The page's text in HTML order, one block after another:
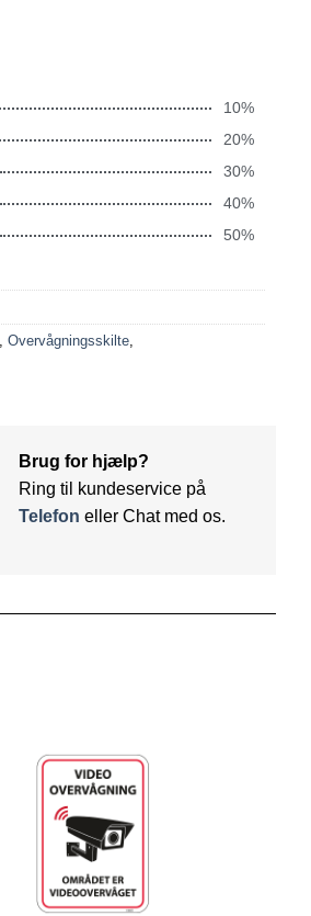
10%
20%
30%
40%
50%
Overvågningsskilte
Brug for hjælp?
Ring til kundeservice på
Telefon eller Chat med os.